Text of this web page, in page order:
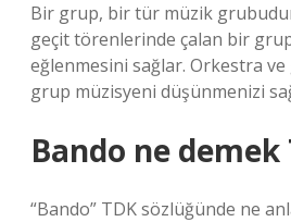
Bir grup, bir tür müzik
geçit törenlerinde çalan bir
eğlenmesini sağlar. Orkestra
grup müzisyeni düşünmenizi
Bando ne demek
“Bando” TDK sözlüğünde ne